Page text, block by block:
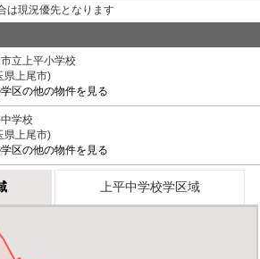
は現況優先となります
立上平小学校
県上尾市)
区の他の物件を見る
学校
県上尾市)
区の他の物件を見る
上平中学校学区域